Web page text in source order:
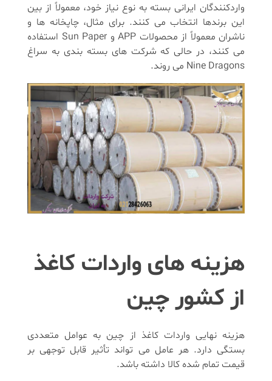
واردکنندگان ایرانی بسته به نوع نیاز خود، معمولاً از بین
این برندها انتخاب می کنند. برای مثال، چاپخانه ها و
ناشران معمولاً از محصولات APP و Sun Paper استفاده
می کنند، در حالی که شرکت های بسته بندی به سراغ
Nine Dragons می روند.
هزینه های واردات کاغذ
از کشور چین
هزینه نهایی واردات کاغذ از چین به عوامل متعددی
بستگی دارد. هر عامل می تواند تأثیر قابل توجهی بر
قیمت تمام شده کالا داشته باشد.